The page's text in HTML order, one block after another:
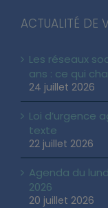
ACTUALITÉ DE
Les réseaux
ans : ce qui
24 juillet 2026
Loi d’urgence
texte
22 juillet 2026
Agenda du
2026
20 juillet 2026